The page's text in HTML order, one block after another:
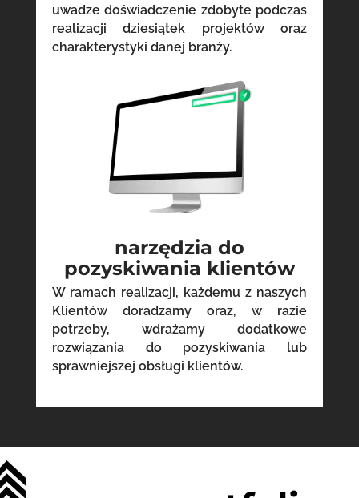
uwadze doświadczenie zdobyte podczas
realizacji dziesiątek projektów oraz
charakterystyki danej branży.
narzędzia do
pozyskiwania klientów
W ramach realizacji, każdemu z naszych
Klientów doradzamy oraz, w razie
potrzeby, wdrażamy dodatkowe
rozwiązania do pozyskiwania lub
sprawniejszej obsługi klientów.